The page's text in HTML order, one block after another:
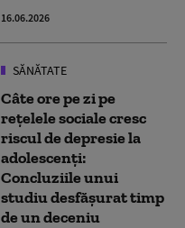
16.06.2026
SĂNĂTATE
Câte ore pe zi pe
rețelele sociale cresc
riscul de depresie la
adolescenți:
Concluziile unui
studiu desfășurat timp
de un deceniu